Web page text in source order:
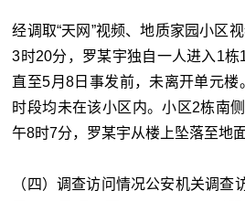
经调取“天网”视频、地质家园小区
3时20分，罗某宇独自一人进入1栋
直至5月8日事发前，未离开单元
时段均未在该小区内。小区2栋南
午8时7分，罗某宇从楼上坠落至地面
（四）调查访问情况公安机关调查